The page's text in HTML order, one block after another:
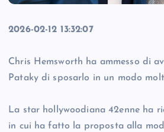
2026-02-12 13:32:07
Chris Hemsworth ha ammesso di
Pataky di sposarlo in un modo
La star hollywoodiana 42enne ha
in cui ha fatto la proposta alla